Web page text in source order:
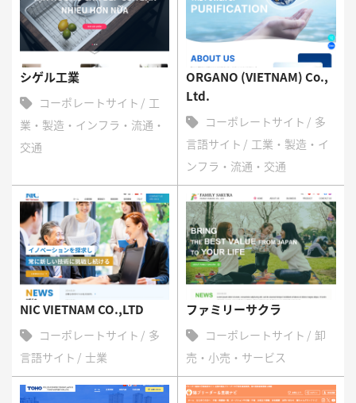
シゲル工業
コーポレートサイト
工
業・製造・インフラ・流通・
交通
ORGANO (VIETNAM) Co.,
Ltd.
コーポレートサイト
多
言語サイト
工業・製造・イ
ンフラ・流通・交通
NIC VIETNAM CO.,LTD
コーポレートサイト
多
言語サイト
士業
ファミリーサクラ
コーポレートサイト
卸
売・小売・サービス